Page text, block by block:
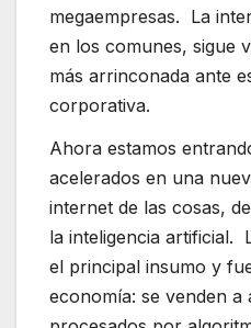
megaempresas. La
en los comunes, sigue
más arrinconada ante
corporativa.
Ahora estamos
acelerados en una
internet de las cosas,
la inteligencia artificial.
el principal insumo y
economía: se venden a